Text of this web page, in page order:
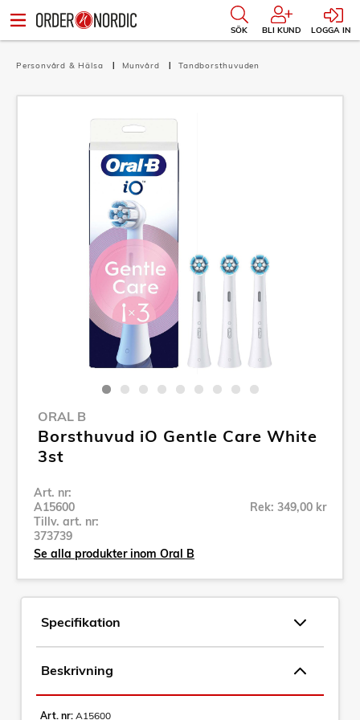
SÖK BLI KUND LOGGA IN
Personvård & Hälsa Munvård Tandborsthuvuden
ORAL B
Borsthuvud iO Gentle Care White
3st
Art. nr:
A15600
Tillv. art. nr:
373739
Rek: 349,00 kr
Se alla produkter inom Oral B
Specifikation
Beskrivning
Art. nr: A15600